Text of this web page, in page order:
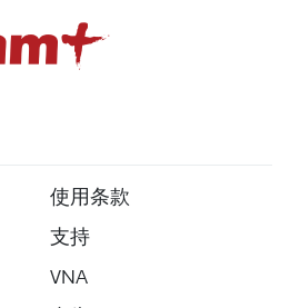
使用条款
支持
VNA